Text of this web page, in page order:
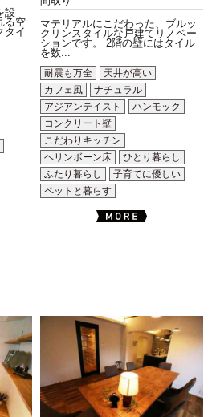
設
る空
タイ
マテリアルにこだわった、ブルッ
クリンスタイルな戸建てリノベー
ションです。 2階の壁にはタイル
を数...
耐震も万全
天井が高い
カフェ風
ナチュラル
アジアンテイスト
ハンモック
コンクリート壁
こだわりキッチン
ヘリンボーン床
ひとり暮らし
ふたり暮らし
子育てに優しい
ペットと暮らす